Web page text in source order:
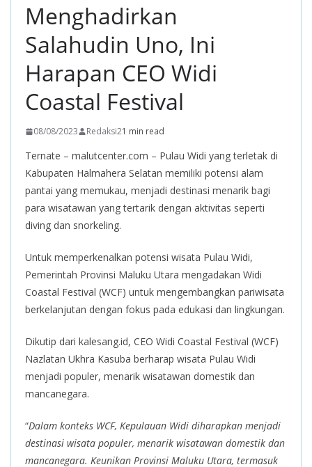
Menghadirkan
Salahudin Uno, Ini
Harapan CEO Widi
Coastal Festival
08/08/2023 Redaksi21 min read
Ternate – malutcenter.com – Pulau Widi yang terletak di
Kabupaten Halmahera Selatan memiliki potensi alam
pantai yang memukau, menjadi destinasi menarik bagi
para wisatawan yang tertarik dengan aktivitas seperti
diving dan snorkeling.
Untuk memperkenalkan potensi wisata Pulau Widi,
Pemerintah Provinsi Maluku Utara mengadakan Widi
Coastal Festival (WCF) untuk mengembangkan pariwisata
berkelanjutan dengan fokus pada edukasi dan lingkungan.
Dikutip dari kalesang.id, CEO Widi Coastal Festival (WCF)
Nazlatan Ukhra Kasuba berharap wisata Pulau Widi
menjadi populer, menarik wisatawan domestik dan
mancanegara.
“Dalam konteks WCF, Kepulauan Widi diharapkan menjadi
destinasi wisata populer, menarik wisatawan domestik dan
mancanegara. Keunikan Provinsi Maluku Utara, termasuk